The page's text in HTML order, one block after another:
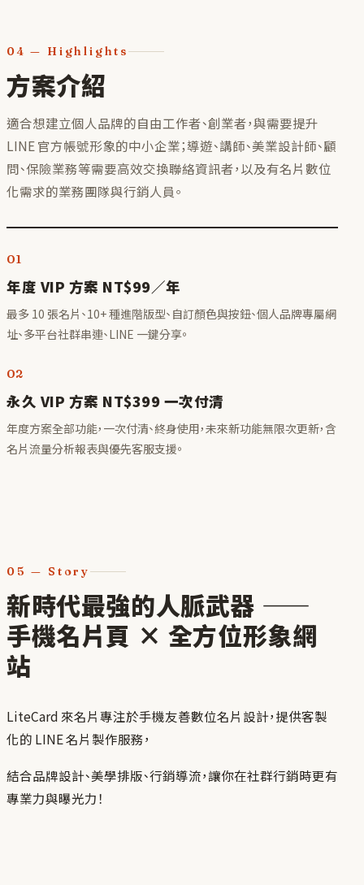
04 — Highlights
方案介紹
適合想建立個人品牌的自由工作者、創業者，與需要提升
LINE 官方帳號形象的中小企業；導遊、講師、美業設計師、顧
問、保險業務等需要高效交換聯絡資訊者，以及有名片數位
化需求的業務團隊與行銷人員。
01
年度 VIP 方案 NT$99／年
最多 10 張名片、10+ 種進階版型、自訂顏色與按鈕、個人品牌專屬網
址、多平台社群串連、LINE 一鍵分享。
02
永久 VIP 方案 NT$399 一次付清
年度方案全部功能，一次付清、終身使用，未來新功能無限次更新，含
名片流量分析報表與優先客服支援。
05 — Story
新時代最強的人脈武器 ——
手機名片頁 × 全方位形象網
站
LiteCard 來名片專注於手機友善數位名片設計，提供客製
化的 LINE 名片製作服務，
結合品牌設計、美學排版、行銷導流，讓你在社群行銷時更有
專業力與曝光力！